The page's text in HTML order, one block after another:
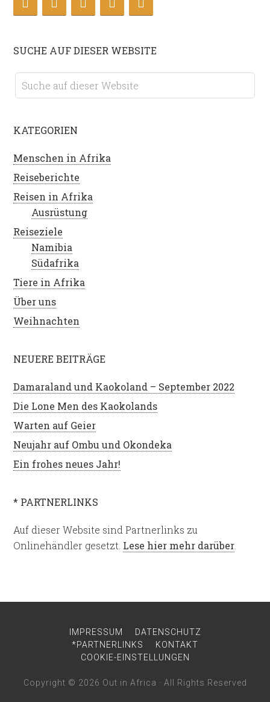
SUCHE AUF DIESER WEBSITE
KATEGORIEN
Menschen in Afrika
Reiseberichte
Reisen in Afrika
Ausrüstung
Reiseziele
Namibia
Südafrika
Tiere in Afrika
Über uns
Weihnachten
NEUERE BEITRÄGE
Damaraland und Kaokoland – September 2022
Die Lone Men des Kaokolands
Warten auf Geier
Neujahr auf Ombu und Okondeka
Ein frohes neues Jahr!
* PARTNERLINKS
Auf dieser Website sind Partnerlinks zu
Onlinehändler gesetzt. Lese hier mehr darüber
IMPRESSUM
DATENSCHUTZ
*PARTNERLINKS
KONTAKT
COOKIE-EINSTELLUNGEN
Copyright © 2026 Out in Africa · All Rights Reserved